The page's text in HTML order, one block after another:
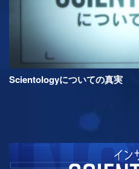
Scientologyについての真実